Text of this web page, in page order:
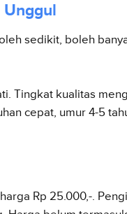
Unggul
sedikit, boleh
Tingkat kualitas
cepat, umur 4-5
Rp 25.000,-.